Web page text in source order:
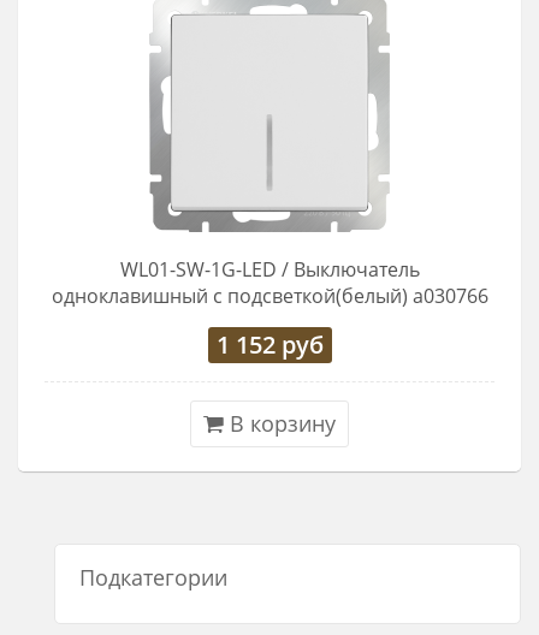
WL01-SW-1G-LED / Выключатель
одноклавишный с подсветкой(белый) a030766
1 152руб
В корзину
Подкатегории